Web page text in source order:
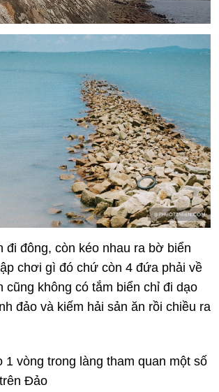
đi đông, còn kéo nhau ra bờ biển
chơi gì đó chứ còn 4 đứa phải về
cũng không có tắm biển chỉ đi dạo
đảo và kiếm hải sản ăn rồi chiều ra
1 vòng trong làng tham quan một số
Đảo